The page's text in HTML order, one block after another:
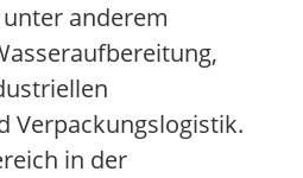
anderem
Verpackungslogistik.
in der